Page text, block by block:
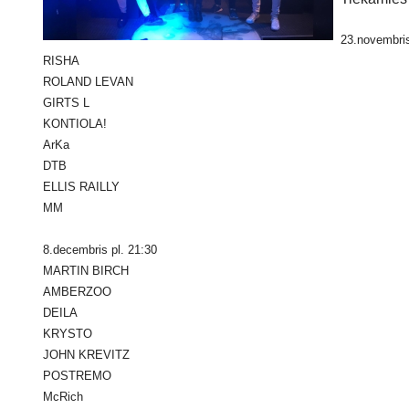
RISHA
ROLAND LEVAN
GIRTS L
KONTIOLA!
ArKa
DTB
ELLIS RAILLY
MM
8.decembris pl. 21:30
MARTIN BIRCH
AMBERZOO
DEILA
KRYSTO
JOHN KREVITZ
POSTREMO
McRich